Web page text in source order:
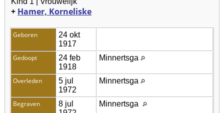
+ Hamer, Korneliske
Geboren
24 okt
1917
Gedoopt
24 feb
1918
Minnertsga
Overleden
5 jul
1972
Minnertsga
Begraven
8 jul
Minnertsga